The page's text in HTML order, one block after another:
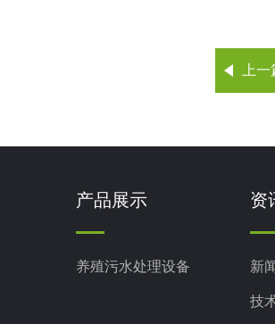
上
产品展示
养殖污水处理设备
资
新
技